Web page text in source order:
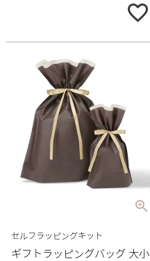
セルフラッピングキット
ギフトラッピングバッグ 大小